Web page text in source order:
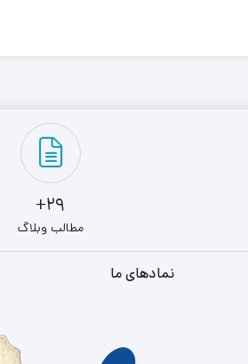
29+
مطالب وبلاگ
نمادهای ما